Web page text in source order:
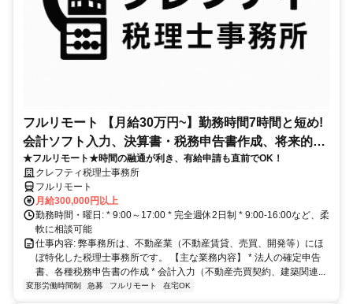
フルリモート 【月給30万円~】勤務時間7時間と短め!
会計ソフト入力、決算書・税務申告書作成、将来的に
決算説明も
★フルリモート★時間の融通が利き、有給申請も直前でOK！
クレフティ税理士事務所
フルリモート
月給300,000円以上
勤務時間・曜日: * 9:00～17:00 * 完全週休2日制 * 9:00-16:00など、柔
軟に相談可能
仕事内容: 弊事務所は、不動産業（不動産賃貸、売買、開発等）にほ
ぼ特化した税理士事務所です。 【主な業務内容】 * 法人の確定申告
書、各種税務申告書の作成 * 会計入力（不動産売買契約、建築関連...
変形労働時間制 急募 フルリモート 在宅OK